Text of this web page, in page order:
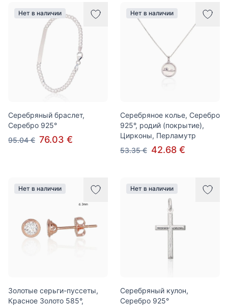
Нет в наличии
Серебряный браслет,
Серебро 925°
95.04 € 76.03 €
Нет в наличии
Серебряное колье, Серебро
925°, родий (покрытие),
Цирконы, Перламутр
53.35 € 42.68 €
Нет в наличии
Золотые серьги-пуссеты,
Красное Золото 585°,
Нет в наличии
Серебряный кулон,
Серебро 925°